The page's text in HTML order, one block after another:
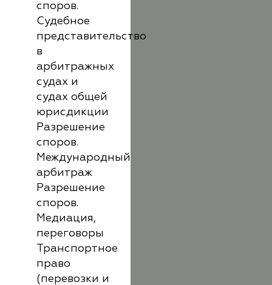
споров.
Судебное
представительство
в
арбитражных
судах и
судах общей
юрисдикции
Разрешение
споров.
Международный
арбитраж
Разрешение
споров.
Медиация,
переговоры
Транспортное
право
(перевозки и